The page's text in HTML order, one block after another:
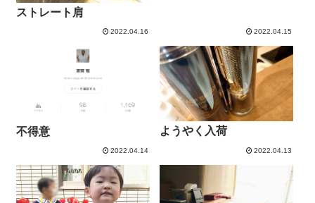
ストレート肩
2022.04.16 2022.04.15
不得意
2022.04.14
ようやく入荷
2022.04.13